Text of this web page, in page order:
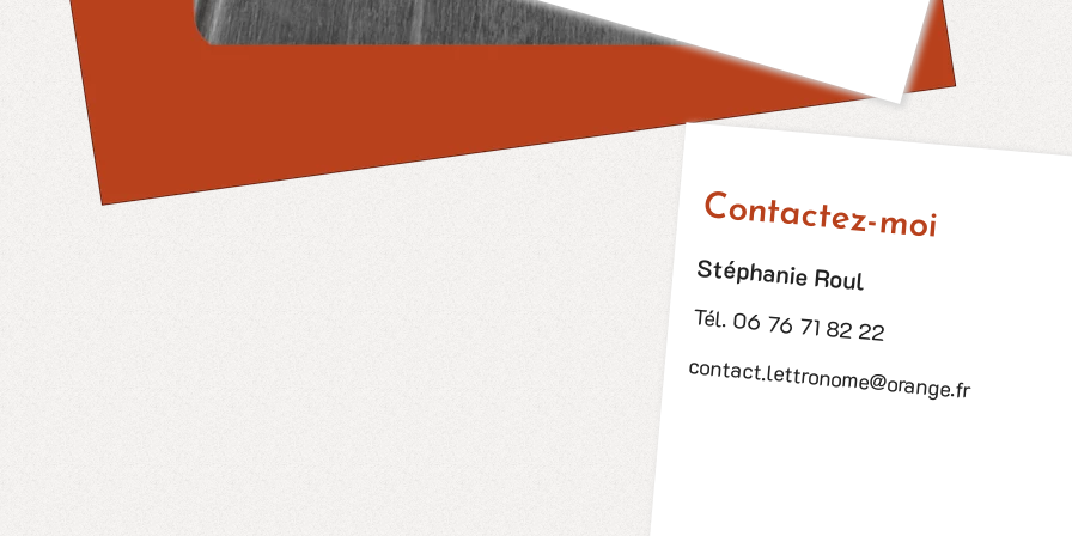
Contactez-moi
Stéphanie Roul
Tél. 06 76 71 82 22
contact.lettronome@orange.fr